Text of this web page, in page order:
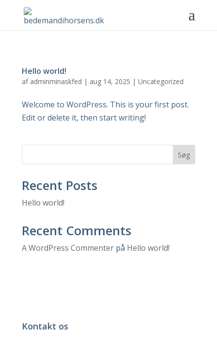
Hello world!
af adminminaskfed | aug 14, 2025 | Uncategorized
Welcome to WordPress. This is your first post.
Edit or delete it, then start writing!
Søg
Recent Posts
Hello world!
Recent Comments
A WordPress Commenterpå Hello world!
Kontakt os